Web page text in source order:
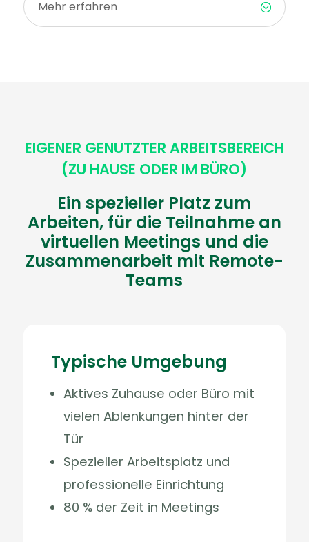
Mehr erfahren
EIGENER GENUTZTER ARBEITSBEREICH
(ZU HAUSE ODER IM BÜRO)
Ein spezieller Platz zum
Arbeiten, für die Teilnahme an
virtuellen Meetings und die
Zusammenarbeit mit Remote-
Teams
Typische Umgebung
Aktives Zuhause oder Büro mit
vielen Ablenkungen hinter der
Tür
Spezieller Arbeitsplatz und
professionelle Einrichtung
80 % der Zeit in Meetings